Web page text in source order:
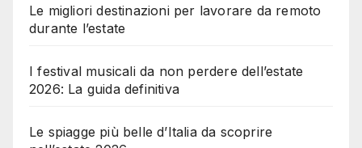
Le migliori destinazioni per lavorare da remoto
durante l’estate
I festival musicali da non perdere dell’estate
2026: La guida definitiva
Le spiagge più belle d’Italia da scoprire